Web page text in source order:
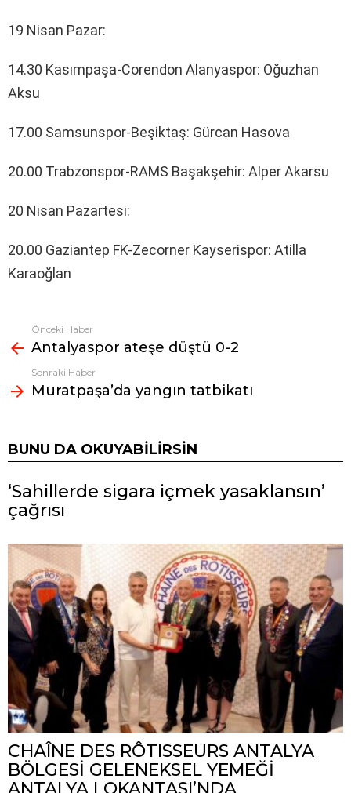
19 Nisan Pazar:
14.30 Kasımpaşa-Corendon Alanyaspor: Oğuzhan
Aksu
17.00 Samsunspor-Beşiktaş: Gürcan Hasova
20.00 Trabzonspor-RAMS Başakşehir: Alper Akarsu
20 Nisan Pazartesi:
20.00 Gaziantep FK-Zecorner Kayserispor: Atilla
Karaoğlan
Fazlasına
bak
Önceki Haber
Antalyaspor ateşe düştü 0-2
Sonraki Haber
Muratpaşa’da yangın tatbikatı
BUNU DA OKUYABILIRSIN
‘Sahillerde sigara içmek yasaklansın’
çağrısı
CHAÎNE DES RÔTISSEURS ANTALYA
BÖLGESİ GELENEKSEL YEMEĞİ
ANTALYA LOKANTASI’NDA